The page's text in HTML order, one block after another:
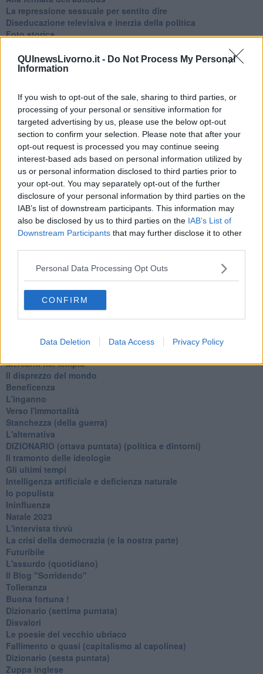
QUInewsLivorno.it - Do Not Process My Personal
Information
If you wish to opt-out of the sale, sharing to third parties, or
processing of your personal or sensitive information for
targeted advertising by us, please use the below opt-out
section to confirm your selection. Please note that after your
opt-out request is processed you may continue seeing
interest-based ads based on personal information utilized by
us or personal information disclosed to third parties prior to
your opt-out. You may separately opt-out of the further
disclosure of your personal information by third parties on the
IAB’s list of downstream participants. This information may
also be disclosed by us to third parties on the IAB’s List of
Downstream Participants that may further disclose it to other
Personal Data Processing Opt Outs
CONFIRM
Data Deletion Data Access Privacy Policy
La repressione sessuale per sentito dire
Diseducazione televisiva e inerzia della politica
Foto storica
Nostalgia del sangue blu
Teste calde
Armiamoci e... avviatevi
Da Capodanno a Carnevale
Schizzi di fango
Sor-riso amaro
Fine anno al ristorante
La festa di Capodanno
Natale 2024
Re e regnanti
A noi interessa il dito non la luna
Come rubare allo stato e vivere felici
Una performance
Il compagno
​Io (allo specchio)
La virtù del non fare
Il giorno dei saldi
L'ultimo post
Leggendo l'Eneide
​(In)sicurezza stradale
Un calcio alla finzione
Mercanti nel tempio
Il disprezzo del mondo
Beneficenza
L'inganno
Verso l'immortalità
Stanchezza (della guerra)
L'alternativa
​DIZIONARIO (ottava puntata) (politica e dintorni)
Il tramonto delle ideologie
Gli ultimi tempi
Intelligenza artificiale e deficienza naturale
Io populista
Ininfluenza
Natale 2023
L'intervista tivvù
La crisi della democrazia (e la nostra parte)
Futuribile
L'assurdo (quotidiano)
Il Blog "Sorridendo"
Tolleranza
Buona fortuna !
​Dizionario (settima puntata)
Disvalori
Le poesie del vecchio ubriaco
Fallimento o quasi (capitalismo al capolinea)
Dizionario (sesta puntata)
Zuppa inglese